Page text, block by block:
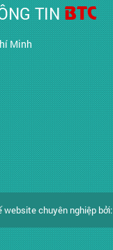
TINBTC
Minh
website chuyên nghiệp